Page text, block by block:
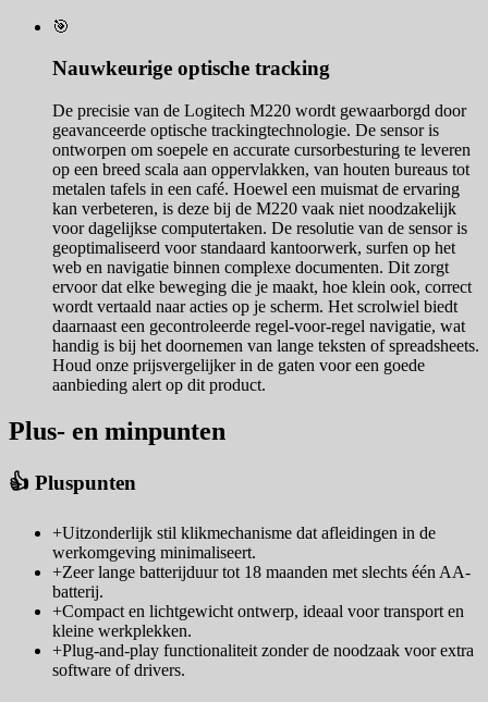
🎯
Nauwkeurige optische tracking
De precisie van de Logitech M220 wordt gewaarborgd door
geavanceerde optische trackingtechnologie. De sensor is
ontworpen om soepele en accurate cursorbesturing te leveren
op een breed scala aan oppervlakken, van houten bureaus tot
metalen tafels in een café. Hoewel een muismat de ervaring
kan verbeteren, is deze bij de M220 vaak niet noodzakelijk
voor dagelijkse computertaken. De resolutie van de sensor is
geoptimaliseerd voor standaard kantoorwerk, surfen op het
web en navigatie binnen complexe documenten. Dit zorgt
ervoor dat elke beweging die je maakt, hoe klein ook, correct
wordt vertaald naar acties op je scherm. Het scrolwiel biedt
daarnaast een gecontroleerde regel-voor-regel navigatie, wat
handig is bij het doornemen van lange teksten of spreadsheets.
Houd onze prijsvergelijker in de gaten voor een goede
aanbieding alert op dit product.
Plus- en minpunten
👍 Pluspunten
+Uitzonderlijk stil klikmechanisme dat afleidingen in de
werkomgeving minimaliseert.
+Zeer lange batterijduur tot 18 maanden met slechts één AA-
batterij.
+Compact en lichtgewicht ontwerp, ideaal voor transport en
kleine werkplekken.
+Plug-and-play functionaliteit zonder de noodzaak voor extra
software of drivers.